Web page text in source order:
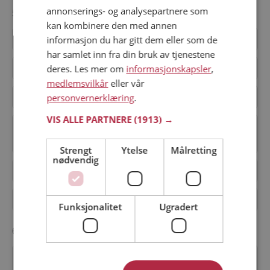
5. Øvrige spørsmål
Hvilke ulike typer av medlemskap finnes det?
Hvordan melder jeg meg av nyhetsbrevet?
Hvordan registrerer jeg meg?
Jeg kan ikke bekrefte e-postadressen min.
Hva skal jeg gjøre?
Kan jeg ringe dere?
Kan jeg sende en mail til dere via MMS?
6. Andre spørsmål
annonserings- og analysepartnere som
kan kombinere den med annen
informasjon du har gitt dem eller som de
har samlet inn fra din bruk av tjenestene
deres. Les mer om informasjonskapsler,
medlemsvilkåreller vår
personvernerklæring.
VIS ALLE PARTNERE(1913) →
Strengt
nødvendig
Ytelse Målretting
Funksjonalitet Ugradert